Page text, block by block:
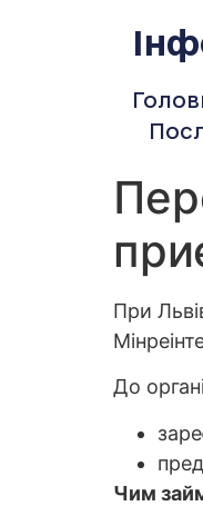
При
До
Чим